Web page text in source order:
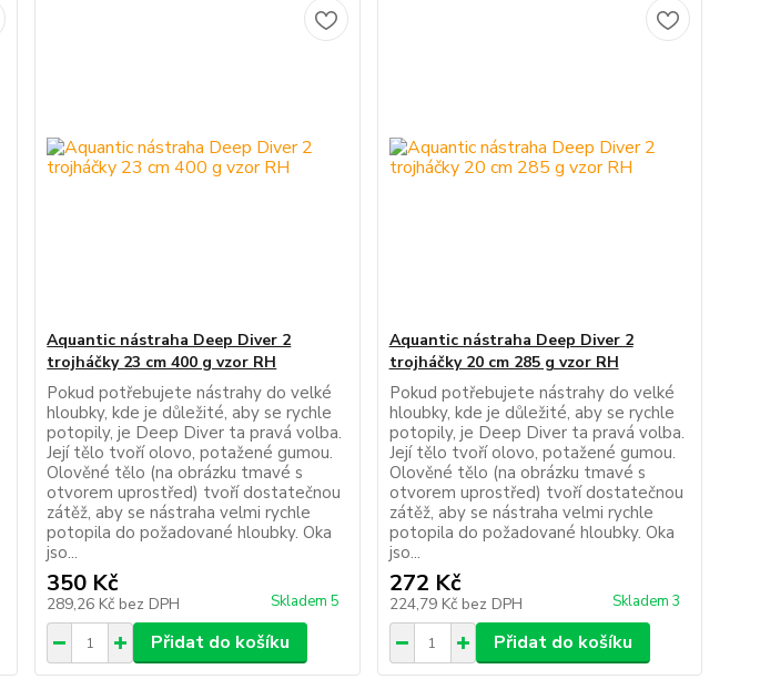
Aquantic nástraha Deep Diver 2
trojháčky 23 cm 400 g vzor RH
Pokud potřebujete nástrahy do velké
hloubky, kde je důležité, aby se rychle
potopily, je Deep Diver ta pravá volba.
Její tělo tvoří olovo, potažené gumou.
Olověné tělo (na obrázku tmavé s
otvorem uprostřed) tvoří dostatečnou
zátěž, aby se nástraha velmi rychle
potopila do požadované hloubky. Oka
jso...
350 Kč
289,26 Kč bez DPH Skladem 5
Přidat do košíku
Aquantic nástraha Deep Diver 2
trojháčky 20 cm 285 g vzor RH
Pokud potřebujete nástrahy do velké
hloubky, kde je důležité, aby se rychle
potopily, je Deep Diver ta pravá volba.
Její tělo tvoří olovo, potažené gumou.
Olověné tělo (na obrázku tmavé s
otvorem uprostřed) tvoří dostatečnou
zátěž, aby se nástraha velmi rychle
potopila do požadované hloubky. Oka
jso...
272 Kč
224,79 Kč bez DPH Skladem 3
Přidat do košíku